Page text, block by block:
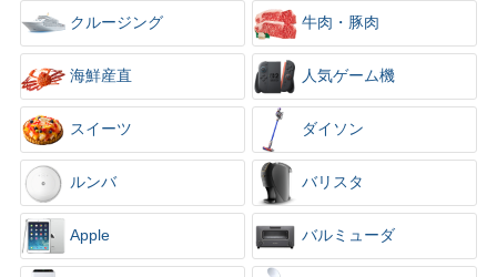
クルージング 牛肉・豚肉
海鮮産直 人気ゲーム機
スイーツ ダイソン
ルンバ バリスタ
Apple バルミューダ